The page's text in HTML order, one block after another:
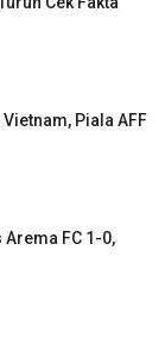
Piala AFF
Arema FC 1-0,